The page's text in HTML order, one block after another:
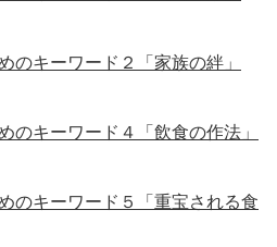
のキーワード２「家族の絆」
のキーワード４「飲食の作法」
のキーワード５「重宝される食